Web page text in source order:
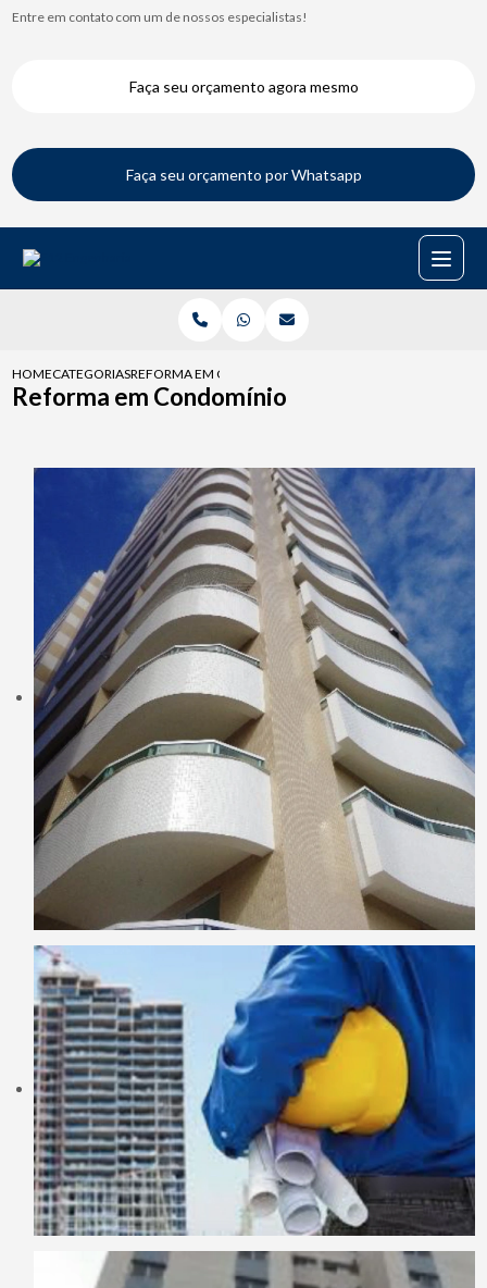
Entre em contato com um de nossos especialistas!
Faça seu orçamento agora mesmo
Faça seu orçamento por Whatsapp
HOMECATEGORIASREFORMA EM CONDOMINIO
Reforma em Condomínio